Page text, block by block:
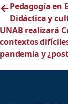
←Pedagogía en
Didáctica y
UNAB realizará
contextos
pandemia y